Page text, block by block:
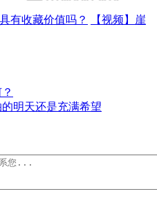
有收藏价值吗？
【视频】崖
明天还是充满希望